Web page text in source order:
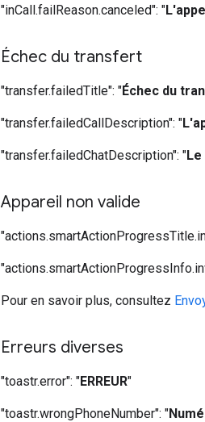
"inCall.failReason.canceled": "
Échec du transfert
"transfer.failedTitle": "Échec du
"transfer.failedCallDescription": "
"transfer.failedChatDescription": "
Appareil non valide
Pour en savoir plus, consultez
Erreurs diverses
"toastr.error": "ERREUR"
"toastr.wrongPhoneNumber": "